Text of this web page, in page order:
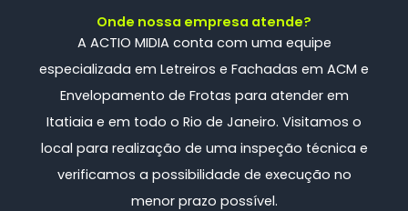
Onde nossa empresa atende?
A ACTIO MIDIA conta com uma equipe
especializada em Letreiros e Fachadas em ACM e
Envelopamento de Frotas para atender em
Itatiaia e em todo o Rio de Janeiro. Visitamos o
local para realização de uma inspeção técnica e
verificamos a possibilidade de execução no
menor prazo possível.